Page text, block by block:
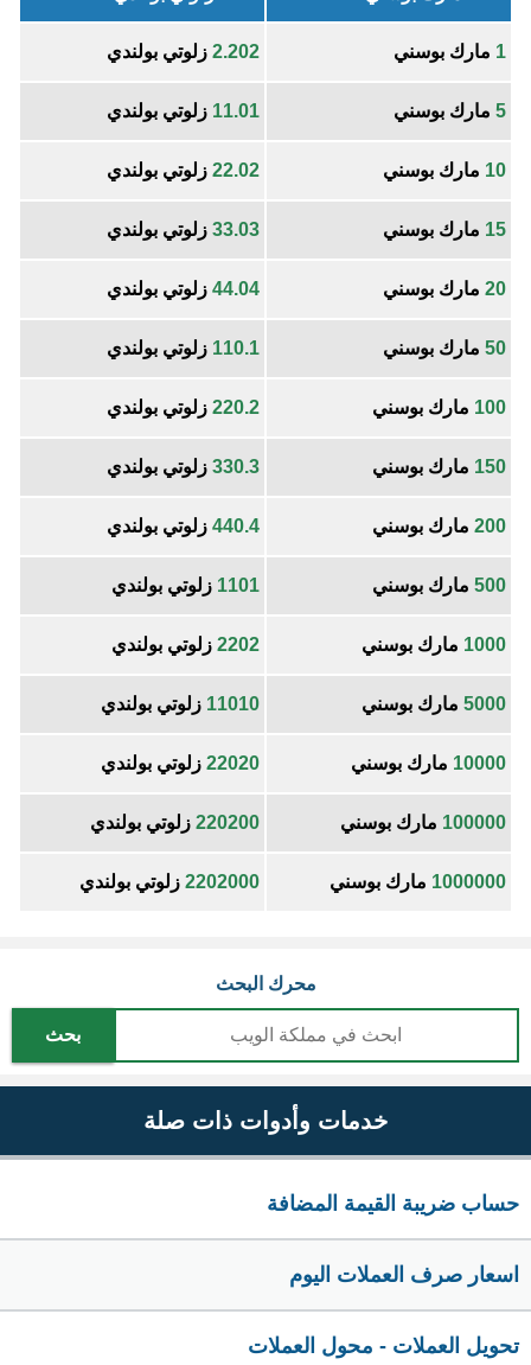
1 مارك بوسني 2.202 زلوتي بولندي
5 مارك بوسني 11.01 زلوتي بولندي
10 مارك بوسني 22.02 زلوتي بولندي
15 مارك بوسني 33.03 زلوتي بولندي
20 مارك بوسني 44.04 زلوتي بولندي
50 مارك بوسني 110.1 زلوتي بولندي
100 مارك بوسني 220.2 زلوتي بولندي
150 مارك بوسني 330.3 زلوتي بولندي
200 مارك بوسني 440.4 زلوتي بولندي
500 مارك بوسني 1101 زلوتي بولندي
1000 مارك بوسني 2202 زلوتي بولندي
5000 مارك بوسني 11010 زلوتي بولندي
10000 مارك بوسني 22020 زلوتي بولندي
100000 مارك بوسني 220200 زلوتي بولندي
1000000 مارك بوسني 2202000 زلوتي بولندي
محرك البحث
بحث
خدمات وأدوات ذات صلة
حساب ضريبة القيمة المضافة
اسعار صرف العملات اليوم
تحويل العملات - محول العملات